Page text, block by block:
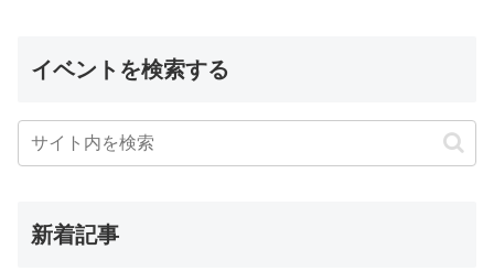
イベントを検索する
新着記事